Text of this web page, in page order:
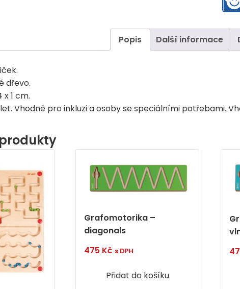
Popis Další informace
dřevo.
x 1 cm.
Vhodné pro inkluzi a osoby se speciálními potřebami.
Grafomotorika –
diagonals
475 Kč s DPH
Přidat do košíku